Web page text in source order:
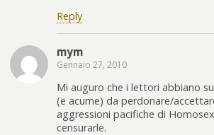
Reply
mym
Gennaio 27, 2010
Mi auguro che i lettori abbiano
(e acume) da perdonare/
aggressioni pacifiche di
censurarle.